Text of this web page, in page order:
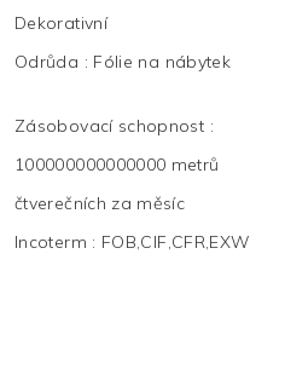
Dekorativní
Odrůda : Fólie na nábytek
Zásobovací schopnost :
100000000000000 metrů
čtverečních za měsíc
Incoterm : FOB,CIF,CFR,EXW